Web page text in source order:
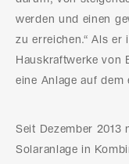
werden und einen
zu erreichen.“ Als er
Hauskraftwerke von
eine Anlage auf dem
Seit Dezember 2013
Solaranlage in